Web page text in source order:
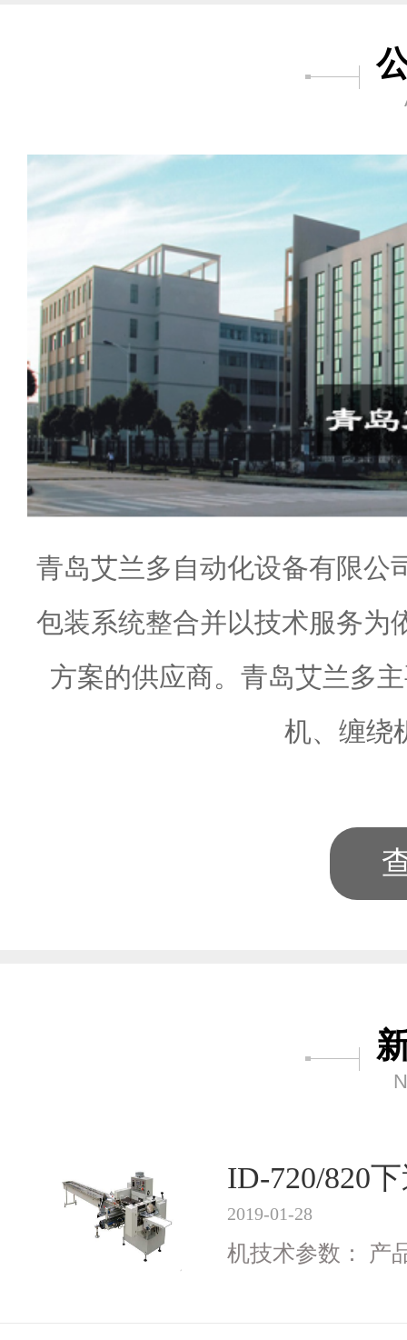
青岛艾兰多自动化设备有限公
包装系统整合并以技术服务为
方案的供应商。青岛艾兰多
机、缠绕
ID-720/820
2019-01-28
机技术参数： 产